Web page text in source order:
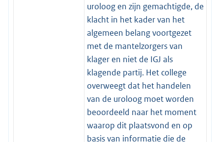
uroloog en zijn gemachtigde, de
klacht in het kader van het
algemeen belang voortgezet
met de mantelzorgers van
klager en niet de IGJ als
klagende partij. Het college
overweegt dat het handelen
van de uroloog moet worden
beoordeeld naar het moment
waarop dit plaatsvond en op
basis van informatie die de